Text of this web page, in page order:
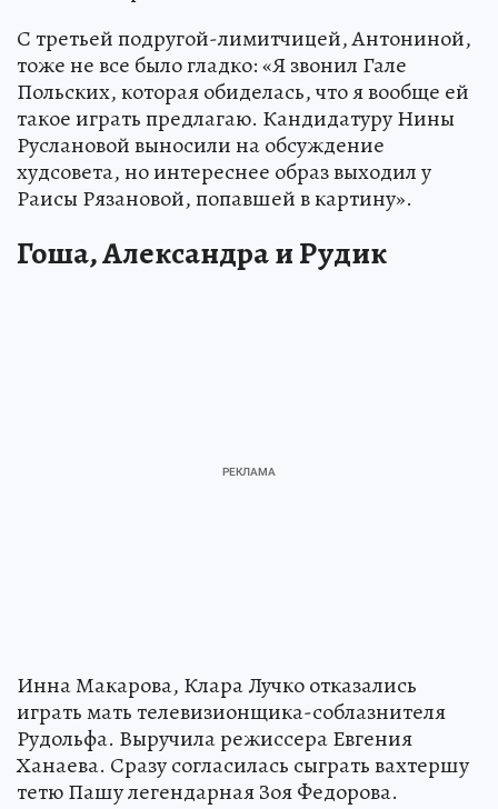
С третьей подругой-лимитчицей, Антониной,
тоже не все было гладко: «Я звонил Гале
Польских, которая обиделась, что я вообще ей
такое играть предлагаю. Кандидатуру Нины
Руслановой выносили на обсуждение
худсовета, но интереснее образ выходил у
Раисы Рязановой, попавшей в картину».
Гоша, Александра и Рудик
Инна Макарова, Клара Лучко отказались
играть мать телевизионщика-соблазнителя
Рудольфа. Выручила режиссера Евгения
Ханаева. Сразу согласилась сыграть вахтершу
тетю Пашу легендарная Зоя Федорова.